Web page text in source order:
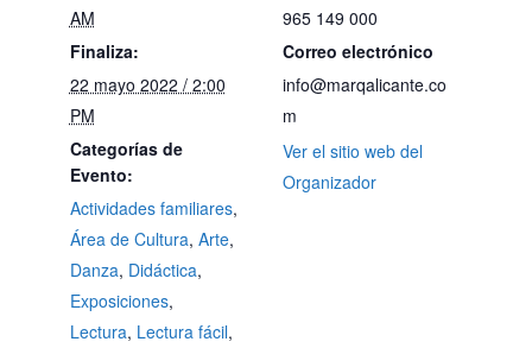
AM
Finaliza:
22 mayo 2022 / 2:00
PM
Categorías de
Evento:
Actividades familiares,
Área de Cultura, Arte,
Danza, Didáctica,
Exposiciones,
Lectura, Lectura fácil,
965 149 000
Correo electrónico
info@marqalicante.co
m
Ver el sitio web del
Organizador